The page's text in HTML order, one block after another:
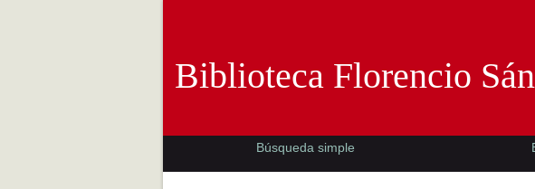
Biblioteca Florencio
Búsqueda simple